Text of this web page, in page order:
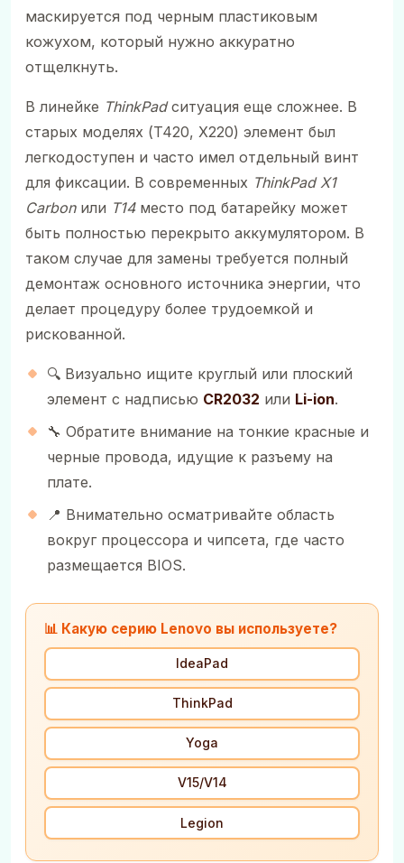
маскируется под черным пластиковым
кожухом, который нужно аккуратно
отщелкнуть.
В линейке ThinkPadситуация еще сложнее. В
старых моделях (T420, X220) элемент был
легкодоступен и часто имел отдельный винт
для фиксации. В современных ThinkPad X1
Carbonили T14место под батарейку может
быть полностью перекрыто аккумулятором. В
таком случае для замены требуется полный
демонтаж основного источника энергии, что
делает процедуру более трудоемкой и
рискованной.
🔍 Визуально ищите круглый или плоский
элемент с надписью CR2032 или Li-ion.
🔧 Обратите внимание на тонкие красные и
черные провода, идущие к разъему на
плате.
📍 Внимательно осматривайте область
вокруг процессора и чипсета, где часто
размещается BIOS.
📊 Какую серию Lenovo вы используете?
IdeaPad
ThinkPad
Yoga
V15/V14
Legion